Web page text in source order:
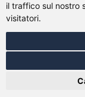
il traffico sul nostro
visitatori.